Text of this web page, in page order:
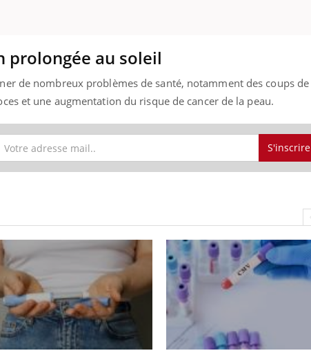
prolongée au soleil
de nombreux problèmes de santé, notamment des coups de
et une augmentation du risque de cancer de la peau.
S'inscrire
innove en matière de bilan de
d'un « jumeau
permet ...